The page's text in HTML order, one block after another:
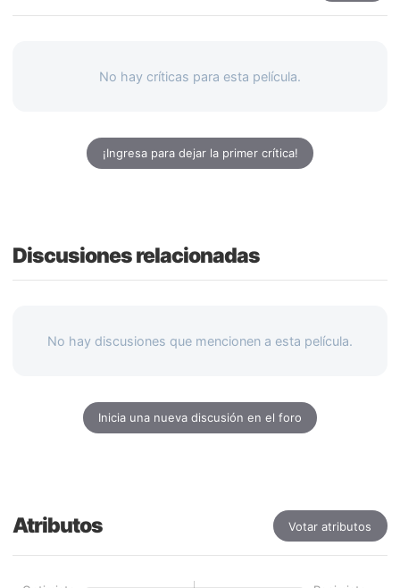
No hay críticas para esta película.
¡Ingresa para dejar la primer crítica!
Discusiones relacionadas
No hay discusiones que mencionen a esta película.
Inicia una nueva discusión en el foro
Atributos Votar atributos